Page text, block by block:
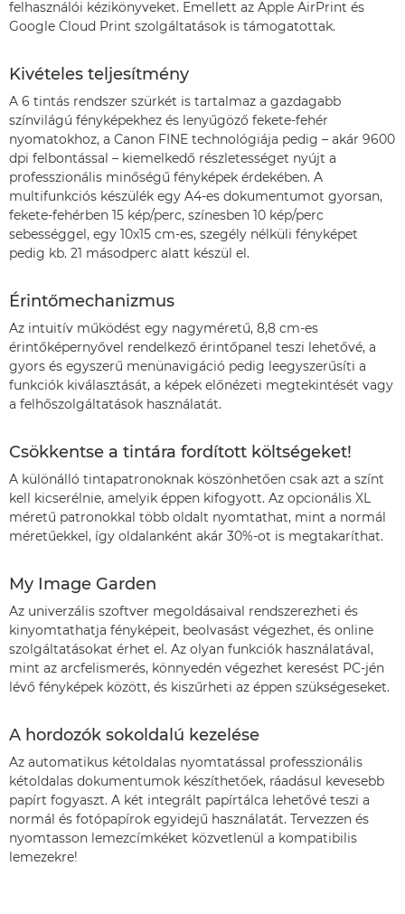
felhasználói kézikönyveket. Emellett az Apple AirPrint és
Google Cloud Print szolgáltatások is támogatottak.
Kivételes teljesítmény
A 6 tintás rendszer szürkét is tartalmaz a gazdagabb
színvilágú fényképekhez és lenyűgöző fekete-fehér
nyomatokhoz, a Canon FINE technológiája pedig – akár 9600
dpi felbontással – kiemelkedő részletességet nyújt a
professzionális minőségű fényképek érdekében. A
multifunkciós készülék egy A4-es dokumentumot gyorsan,
fekete-fehérben 15 kép/perc, színesben 10 kép/perc
sebességgel, egy 10x15 cm-es, szegély nélküli fényképet
pedig kb. 21 másodperc alatt készül el.
Érintőmechanizmus
Az intuitív működést egy nagyméretű, 8,8 cm-es
érintőképernyővel rendelkező érintőpanel teszi lehetővé, a
gyors és egyszerű menünavigáció pedig leegyszerűsíti a
funkciók kiválasztását, a képek előnézeti megtekintését vagy
a felhőszolgáltatások használatát.
Csökkentse a tintára fordított költségeket!
A különálló tintapatronoknak köszönhetően csak azt a színt
kell kicserélnie, amelyik éppen kifogyott. Az opcionális XL
méretű patronokkal több oldalt nyomtathat, mint a normál
méretűekkel, így oldalanként akár 30%-ot is megtakaríthat.
My Image Garden
Az univerzális szoftver megoldásaival rendszerezheti és
kinyomtathatja fényképeit, beolvasást végezhet, és online
szolgáltatásokat érhet el. Az olyan funkciók használatával,
mint az arcfelismerés, könnyedén végezhet keresést PC-jén
lévő fényképek között, és kiszűrheti az éppen szükségeseket.
A hordozók sokoldalú kezelése
Az automatikus kétoldalas nyomtatással professzionális
kétoldalas dokumentumok készíthetőek, ráadásul kevesebb
papírt fogyaszt. A két integrált papírtálca lehetővé teszi a
normál és fotópapírok egyidejű használatát. Tervezzen és
nyomtasson lemezcímkéket közvetlenül a kompatibilis
lemezekre!